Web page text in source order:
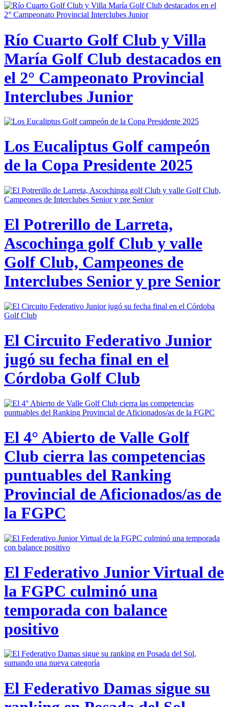
Río Cuarto Golf Club y Villa
María Golf Club destacados en
el 2° Campeonato Provincial
Interclubes Junior
Los Eucaliptus Golf campeón
de la Copa Presidente 2025
El Potrerillo de Larreta,
Ascochinga golf Club y valle
Golf Club, Campeones de
Interclubes Senior y pre Senior
El Circuito Federativo Junior
jugó su fecha final en el
Córdoba Golf Club
El 4° Abierto de Valle Golf
Club cierra las competencias
puntuables del Ranking
Provincial de Aficionados/as de
la FGPC
El Federativo Junior Virtual de
la FGPC culminó una
temporada con balance
positivo
El Federativo Damas sigue su